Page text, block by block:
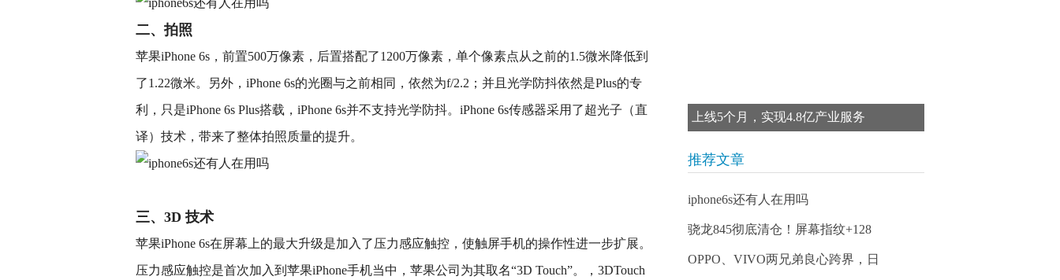
二、拍照
苹果iPhone 6s，前置500万像素，后置搭配了1200万像素，单个像素点从之前的1.5微米降低到
了1.22微米。另外，iPhone 6s的光圈与之前相同，依然为f/2.2；并且光学防抖依然是Plus的专
利，只是iPhone 6s Plus搭载，iPhone 6s并不支持光学防抖。iPhone 6s传感器采用了超光子（直
译）技术，带来了整体拍照质量的提升。
三、3D 技术
苹果iPhone 6s在屏幕上的最大升级是加入了压力感应触控，使触屏手机的操作性进一步扩展。
压力感应触控是首次加入到苹果iPhone手机当中，苹果公司为其取名“3D Touch”。，3DTouch
上线5个月，实现4.8亿产业服务
推荐文章
iphone6s还有人在用吗
骁龙845彻底清仓！屏幕指纹+128
OPPO、VIVO两兄弟良心跨界，日